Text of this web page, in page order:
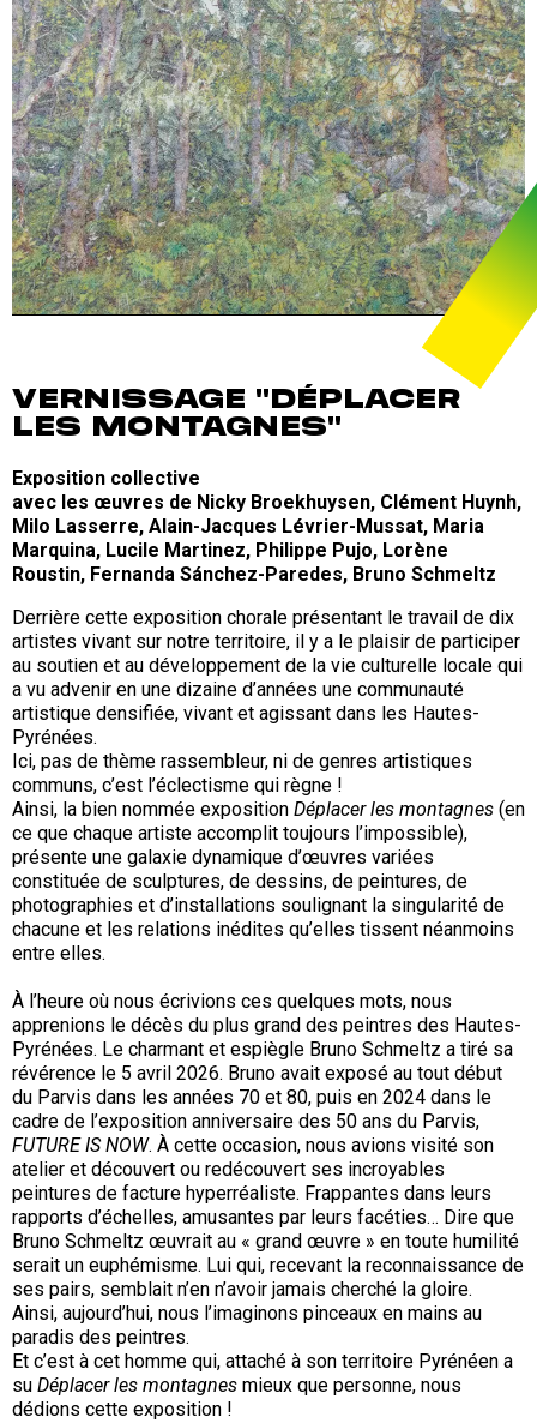
VERNISSAGE "DÉPLACER
LES MONTAGNES"
Exposition collective
avec les œuvres de Nicky Broekhuysen, Clément Huynh,
Milo Lasserre, Alain-Jacques Lévrier-Mussat, Maria
Marquina, Lucile Martinez, Philippe Pujo, Lorène
Roustin, Fernanda Sánchez-Paredes, Bruno Schmeltz
Derrière cette exposition chorale présentant le travail de dix
artistes vivant sur notre territoire, il y a le plaisir de participer
au soutien et au développement de la vie culturelle locale qui
a vu advenir en une dizaine d’années une communauté
artistique densifiée, vivant et agissant dans les Hautes-
Pyrénées.
Ici, pas de thème rassembleur, ni de genres artistiques
communs, c’est l’éclectisme qui règne !
Ainsi, la bien nommée exposition Déplacer les montagnes (en
ce que chaque artiste accomplit toujours l’impossible),
présente une galaxie dynamique d’œuvres variées
constituée de sculptures, de dessins, de peintures, de
photographies et d’installations soulignant la singularité de
chacune et les relations inédites qu’elles tissent néanmoins
entre elles.
À l’heure où nous écrivions ces quelques mots, nous
apprenions le décès du plus grand des peintres des Hautes-
Pyrénées. Le charmant et espiègle Bruno Schmeltz a tiré sa
révérence le 5 avril 2026. Bruno avait exposé au tout début
du Parvis dans les années 70 et 80, puis en 2024 dans le
cadre de l’exposition anniversaire des 50 ans du Parvis,
FUTURE IS NOW. À cette occasion, nous avions visité son
atelier et découvert ou redécouvert ses incroyables
peintures de facture hyperréaliste. Frappantes dans leurs
rapports d’échelles, amusantes par leurs facéties… Dire que
Bruno Schmeltz œuvrait au « grand œuvre » en toute humilité
serait un euphémisme. Lui qui, recevant la reconnaissance de
ses pairs, semblait n’en n’avoir jamais cherché la gloire.
Ainsi, aujourd’hui, nous l’imaginons pinceaux en mains au
paradis des peintres.
Et c’est à cet homme qui, attaché à son territoire Pyrénéen a
su Déplacer les montagnes mieux que personne, nous
dédions cette exposition !